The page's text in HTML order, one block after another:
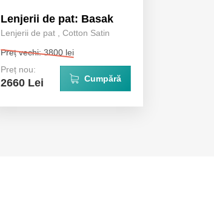
Lenjerii de pat: Basak
Lenjerii de pat
Cotton Satin
Preț vechi: 3800 lei
Preț nou:
2660 Lei Cumpără